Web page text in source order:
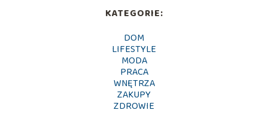
KATEGORIE:
DOM
LIFESTYLE
MODA
PRACA
WNĘTRZA
ZAKUPY
ZDROWIE